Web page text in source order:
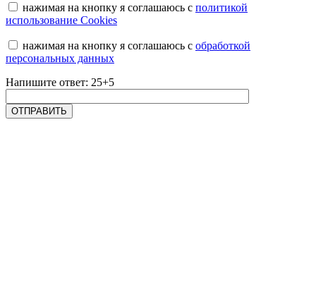
нажимая на кнопку я соглашаюсь с политикой
использование Cookies
нажимая на кнопку я соглашаюсь с обработкой
персональных данных
Напишите ответ: 25+5